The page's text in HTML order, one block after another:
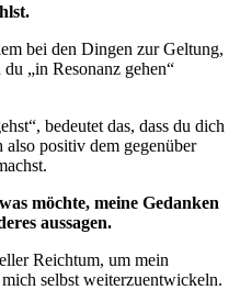
bei den Dingen zur Geltung,
„in Resonanz gehen“
bedeutet das, dass du dich
positiv dem gegenüber
möchte, meine Gedanken
aussagen.
Reichtum, um mein
selbst weiterzuentwickeln.